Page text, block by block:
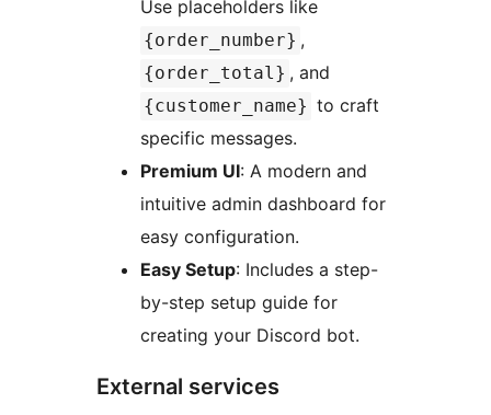
Use placeholders like
{order_number} ,
{order_total} , and
{customer_name} to craft
specific messages.
Premium UI: A modern and
intuitive admin dashboard for
easy configuration.
Easy Setup: Includes a step-
by-step setup guide for
creating your Discord bot.
External services